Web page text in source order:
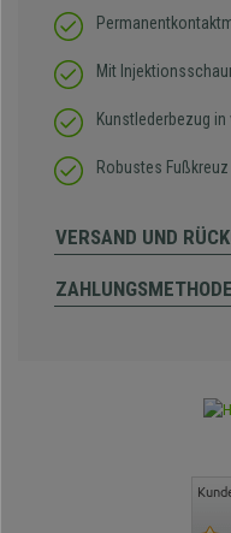
Mit
Kunstlederbezug in
Robustes
VERSAND UND